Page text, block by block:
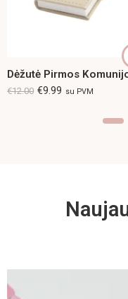
€12.00 €9.99 su PVM